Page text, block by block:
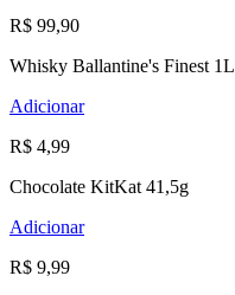
R$ 99,90
Whisky Ballantine's Finest 1L
Adicionar
R$ 4,99
Chocolate KitKat 41,5g
Adicionar
R$ 9,99